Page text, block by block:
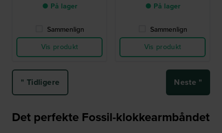
● På lager
Sammenlign
Vis produkt
● På lager
Sammenlign
Vis produkt
" Tidligere Neste "
Det perfekte Fossil-klokkearmbåndet